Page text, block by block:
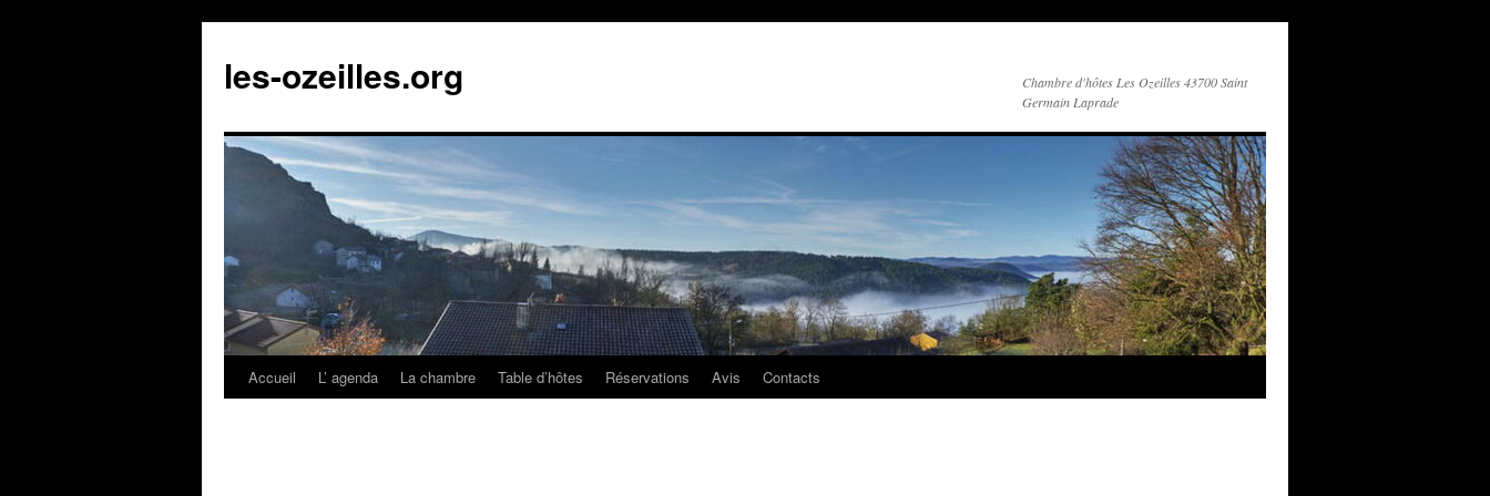
contenu
les-ozeilles.org
Chambre d'hôtes Les Ozeilles 43700 Saint
Germain Laprade
Accueil L’ agenda La chambre Table d’hôtes Réservations Avis Contacts